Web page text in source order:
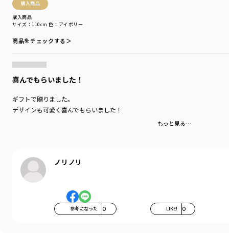
購入商品
購入商品
サイズ：110cm 色：アイボリー
商品をチェックする＞
喜んでもらいました！
ギフトで贈りました。
デザインも可愛く喜んでもらいました！
もっと見る…
ノリノリ
参考になった 0 LIKE! 0
シーズン
カテゴリ
カラー
／ ホワイト
商品番号